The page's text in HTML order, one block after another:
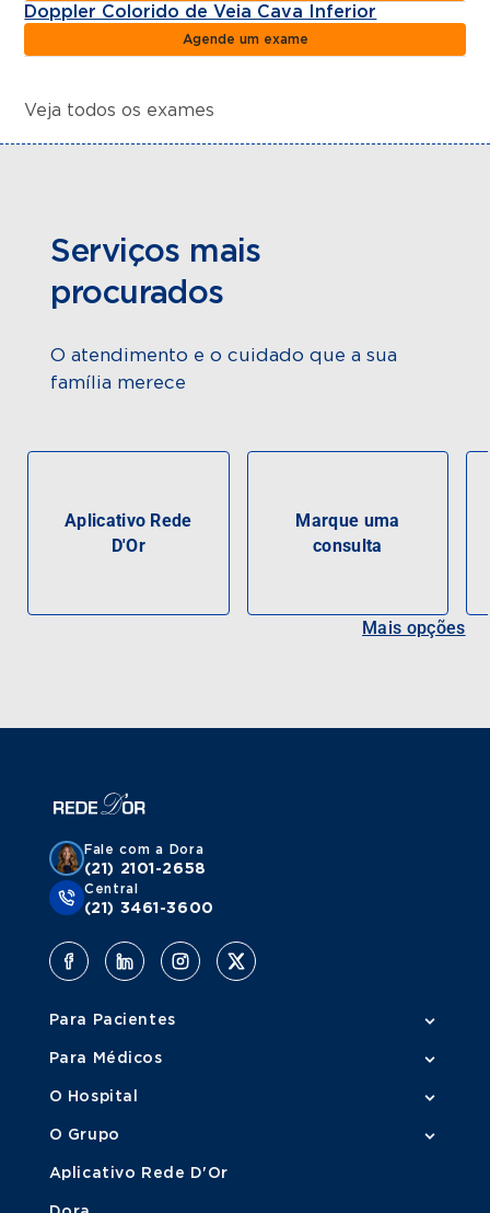
Doppler Colorido de Veia Cava Inferior
Agende um exame
Veja todos os exames
Serviços mais
procurados
O atendimento e o cuidado que a sua
família merece
Aplicativo Rede
D'Or
Marque uma
consulta
Mais opções
Fale com a Dora
(21) 2101-2658
Central
(21) 3461-3600
Para Pacientes
Para Médicos
O Hospital
O Grupo
Aplicativo Rede D'Or